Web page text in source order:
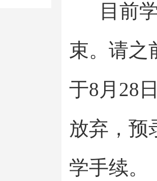
目前学
束。请之
于8月28
放弃，预
学手续。